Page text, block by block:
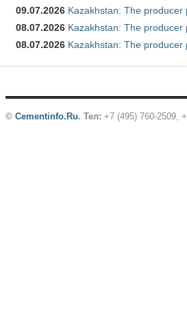
09.07.2026 Kazakhstan: The
08.07.2026 Kazakhstan: The
08.07.2026 Kazakhstan: The
© Cementinfo.Ru. Тел: +7 (495) 760-2509,